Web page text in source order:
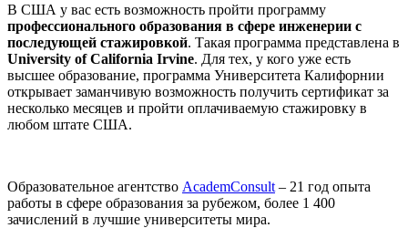
В США у вас есть возможность пройти программу
профессионального образования в сфере инженерии с
последующей стажировкой. Такая программа представлена в
University of California Irvine. Для тех, у кого уже есть
высшее образование, программа Университета Калифорнии
открывает заманчивую возможность получить сертификат за
несколько месяцев и пройти оплачиваемую стажировку в
любом штате США.
Образовательное агентство AcademConsult – 21 год опыта
работы в сфере образования за рубежом, более 1 400
зачислений в лучшие университеты мира.